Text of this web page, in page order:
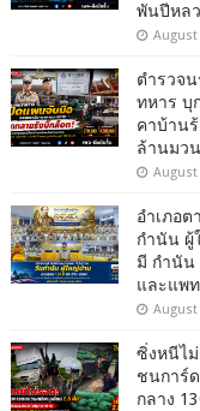
พันปีหล
August
ตำรวจ
ทหาร บุ
คาบ้านร้
ล้านมว
August
อำเภอ
กำนัน ผู้
มี กำนัน
และแพ
August
ซิ่งหนีไ
ชนการ์
กลาง